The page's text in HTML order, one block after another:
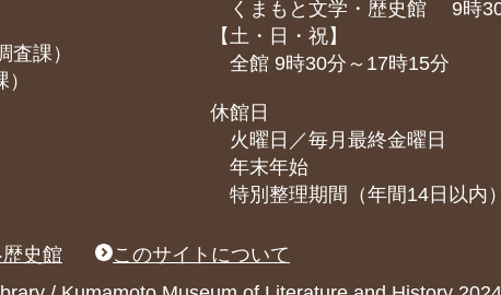
査課）
くまもと⽂学・歴史館 9時30
【土・日・祝】
全館 9時30分～17時15分
休館日
火曜日／毎月最終金曜日
年末年始
特別整理期間（年間14日以内）
歴史館
このサイトについて